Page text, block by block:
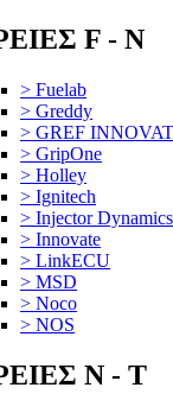
F - N
> Fuelab
> Greddy
> GREF
> GripOne
> Holley
> Ignitech
> Injector Dynamics
> Innovate
> LinkECU
> MSD
> Noco
> NOS
N - T